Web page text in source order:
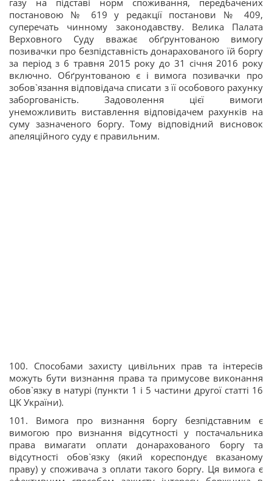
газу на підставі норм споживання, передбачених
постановою № 619 у редакції постанови № 409,
суперечать чинному законодавству. Велика Палата
Верховного Суду вважає обґрунтованою вимогу
позивачки про безпідставність донарахованого їй боргу
за період з 6 травня 2015 року до 31 січня 2016 року
включно. Обґрунтованою є і вимога позивачки про
зобов`язання відповідача списати з її особового рахунку
заборгованість. Задоволення цієї вимоги
унеможливить виставлення відповідачем рахунків на
суму зазначеного боргу. Тому відповідний висновок
апеляційного суду є правильним.
100. Способами захисту цивільних прав та інтересів
можуть бути визнання права та примусове виконання
обов`язку в натурі (пункти 1 і 5 частини другої статті 16
ЦК України).
101. Вимога про визнання боргу безпідставним є
вимогою про визнання відсутності у постачальника
права вимагати оплати донарахованого боргу та
відсутності обов`язку (який кореспондує вказаному
праву) у споживача з оплати такого боргу. Ця вимога є